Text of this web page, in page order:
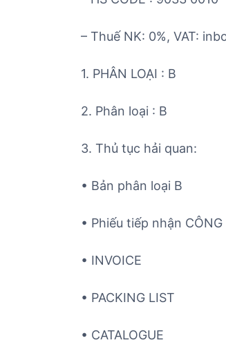
– Thuế NK: 0%, VAT:
1. PHÂN LOẠI : B
2. Phân loại : B
3. Thủ tục hải quan:
• Bản phân loại B
• Phiếu tiếp nhận CÔNG
• INVOICE
• PACKING LIST
• CATALOGUE